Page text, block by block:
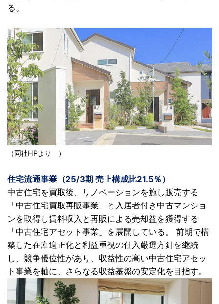
る。
（同社HPより ）
住宅流通事業（25/3期 売上構成比21.5％）
中古住宅を買取後、リノベーションを施し販売する
「中古住宅買取再販事業」と入居者付き中古マンショ
ンを取得し賃料収入と再販による売却益を獲得する
「中古住宅アセット事業」を展開している。 前期で構
築した在庫適正化と利益重視の仕入厳選方針を継続
し、競争優位性があり、収益性の高い中古住宅アセッ
ト事業を軸に、さらなる収益基盤の安定化を目指す。